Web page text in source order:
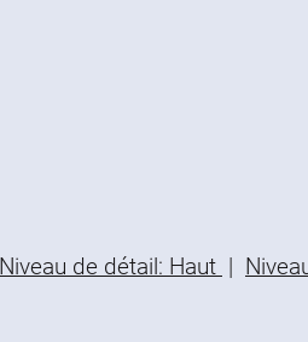
Niveau de détail: Haut |